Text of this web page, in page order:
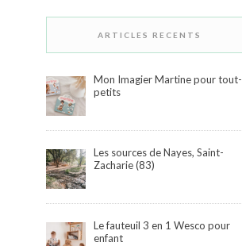
ARTICLES RECENTS
Mon Imagier Martine pour tout-
petits
Les sources de Nayes, Saint-
Zacharie (83)
Le fauteuil 3 en 1 Wesco pour
enfant